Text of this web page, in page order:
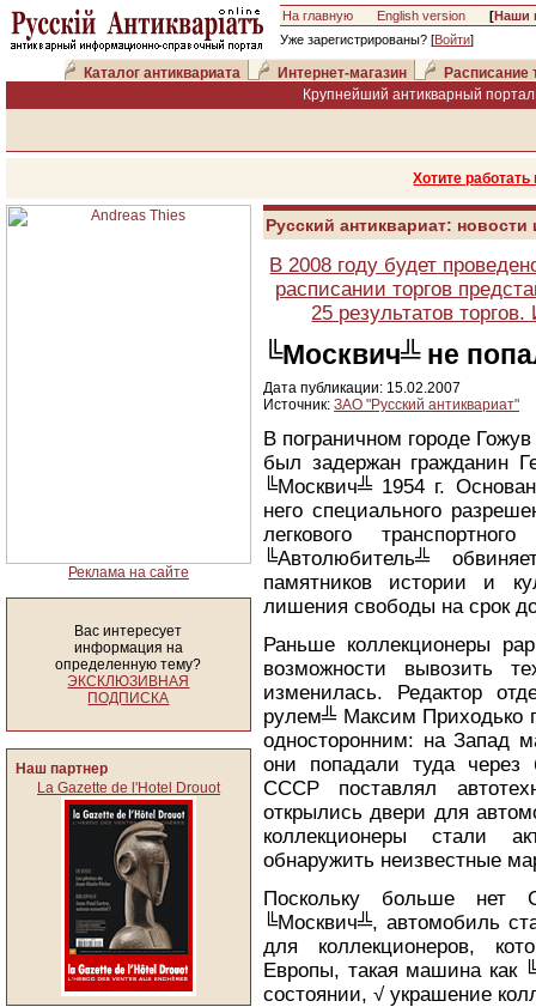
На главную English version [Наши
Уже зарегистрированы? [Войти]
Каталог антиквариата Интернет-магазин
Расписание
Крупнейший антикварный
Хотите
Реклама на сайте
Вас интересует
информация на
определенную тему?
ЭКСКЛЮЗИВНАЯ
ПОДПИСКА
Наш партнер
La Gazette de l'Hotel Drouot
Русский антиквариат:
В 2008 году будет
расписании торгов
25 результатов
╚Москвич╩ не
Дата публикации: 15.02.2007
Источник: ЗАО "Русский антиквариат"
В пограничном городе
был задержан гражданин
╚Москвич╩ 1954 г.
него специального
легкового
╚Автолюбитель╩
памятников истории и
лишения свободы на срок
Раньше коллекционеры
возможности вывозить
изменилась. Редактор
рулем╩ Максим Приходько
односторонним: на Запад
они попадали туда через
СССР поставлял
открылись двери для
коллекционеры стали
обнаружить неизвестные
Поскольку больше нет
╚Москвич╩, автомобиль
для коллекционеров,
Европы, такая машина как
состоянии, √ украшение